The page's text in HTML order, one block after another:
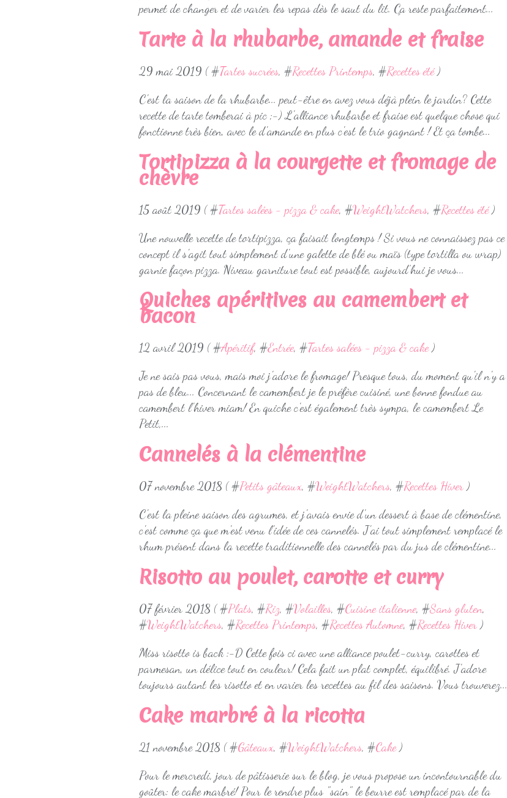
permet de changer et de varier les repas dès le saut du lit. Ça reste parfaitement...
Tarte à la rhubarbe, amande et fraise
29 mai 2019 ( #Tartes sucrées, #Recettes Printemps, #Recettes été)
C'est la saison de la rhubarbe... peut-être en avez vous déjà plein le jardin? Cette
recette de tarte tomberai à pic ;-) L'alliance rhubarbe et fraise est quelque chose qui
fonctionne très bien, avec le d'amande en plus c'est le trio gagnant ! Et ça tombe...
Tortipizza à la courgette et fromage de
chèvre
15 août 2019 ( #Tartes salées - pizza & cake, #WeightWatchers, #Recettes été)
Une nouvelle recette de tortipizza, ça faisait longtemps ! Si vous ne connaissez pas ce
concept il s'agit tout simplement d'une galette de blé ou maïs (type tortilla ou wrap)
garnie façon pizza. Niveau garniture tout est possible, aujourd’hui je vous...
Quiches apéritives au camembert et
bacon
12 avril 2019 ( #Apéritif, #Entrée, #Tartes salées - pizza & cake)
Je ne sais pas vous, mais moi j'adore le fromage! Presque tous, du moment qu'il n'y a
pas de bleu... Concernant le camembert je le préfère cuisiné, une bonne fondue au
camembert l'hiver miam! En quiche c'est également très sympa, le camembert Le
Petit,...
Cannelés à la clémentine
07 novembre 2018 ( #Petits gâteaux, #WeightWatchers, #Recettes Hiver )
C'est la pleine saison des agrumes, et j'avais envie d'un dessert à base de clémentine,
c'est comme ça que m'est venu l'idée de ces cannelés. J'ai tout simplement remplacé le
rhum présent dans la recette traditionnelle des cannelés par du jus de clémentine...
Risotto au poulet, carotte et curry
07 février 2018 ( #Plats, #Riz, #Volailles, #Cuisine italienne, #Sans gluten,
#WeightWatchers, #Recettes Printemps, #Recettes Automne, #Recettes Hiver )
Miss risotto is back :-D Cette fois ci avec une alliance poulet-curry, carottes et
parmesan, un délice tout en couleur! Cela fait un plat complet, équilibré. J'adore
toujours autant les risotto et en varier les recettes au fil des saisons. Vous trouverez...
Cake marbré à la ricotta
21 novembre 2018 ( #Gâteaux, #WeightWatchers, #Cake)
Pour le mercredi, jour de pâtisserie sur le blog, je vous propose un incontournable du
goûter: le cake marbré! Pour le rendre plus "sain" le beurre est remplacé par de la